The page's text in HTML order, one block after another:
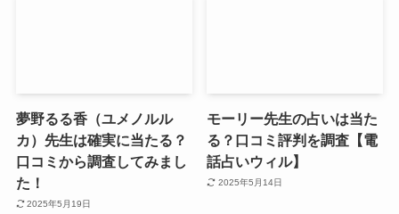
夢野るる香（ユメノルル
カ）先生は確実に当たる？
口コミから調査してみまし
た！
2025年5月19日
モーリー先生の占いは当た
る？口コミ評判を調査【電
話占いウィル】
2025年5月14日